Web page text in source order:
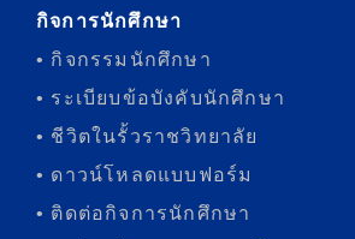
กิจการนักศึกษา
• กิจกรรมนักศึกษา
• ระเบียบข้อบังคับนักศึกษา
• ชีวิตในรั้วราชวิทยาลัย
• ดาวน์โหลดแบบฟอร์ม
• ติดต่อกิจการนักศึกษา